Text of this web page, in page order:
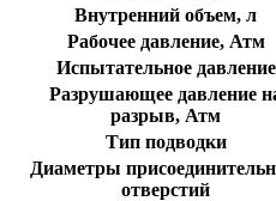
Внутренний объем, л
Рабочее давление, Атм
Испытательное давление
Разрушающее давление
разрыв, Атм
Тип подводки
Диаметры
отверстий